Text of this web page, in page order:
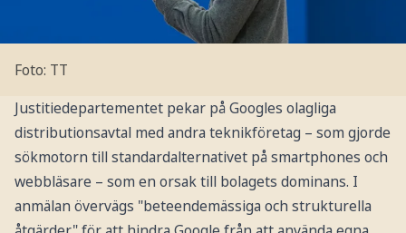
Foto: TT
Justitiedepartementet pekar på Googles olagliga
distributionsavtal med andra teknikföretag – som gjorde
sökmotorn till standardalternativet på smartphones och
webbläsare – som en orsak till bolagets dominans. I
anmälan övervägs "beteendemässiga och strukturella